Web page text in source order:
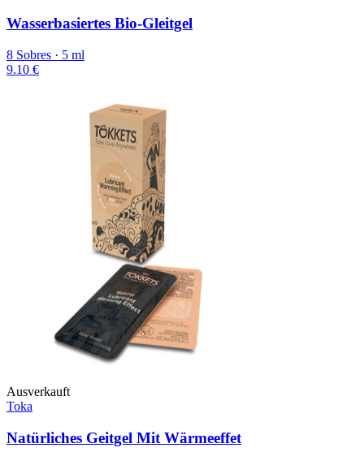
Wasserbasiertes Bio-Gleitgel
8 Sobres · 5 ml
9.10 €
Ausverkauft
Toka
Natürliches Geitgel Mit Wärmeeffet